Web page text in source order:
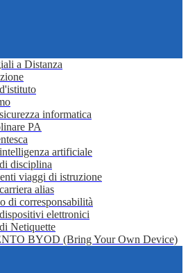
a Distanza
informatica
PA
artificiale
disciplina
viaggi di istruzione
alias
di corresponsabilità
elettronici
Netiquette
BYOD (Bring Your Own Device)